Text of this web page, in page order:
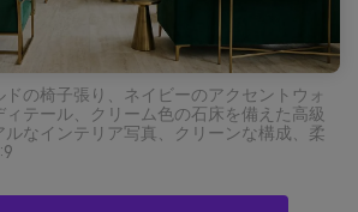
の椅子張り、ネイビーのアクセントウォ
テール、クリーム色の石床を備えた高級
なインテリア写真、クリーンな構成、柔